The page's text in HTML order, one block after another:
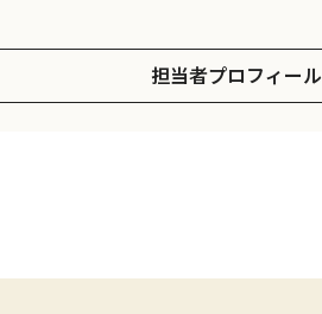
担当者プロフィール